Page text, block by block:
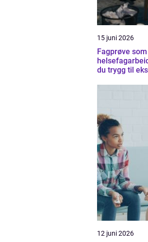
15 juni 2026
Fagprøve som
du trygg til
12 juni 2026